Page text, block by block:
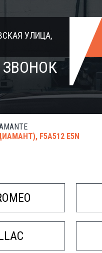
УЛИЦА,
КОНТРАКТНЫХ
F5A512 E5N